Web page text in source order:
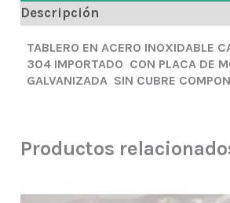
Descripción
TABLERO EN ACERO INOXIDABLE
304 IMPORTADO CON PLACA DE
GALVANIZADA SIN CUBRE
Productos